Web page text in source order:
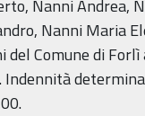
Nanni Andrea,
Nanni Maria
Comune di